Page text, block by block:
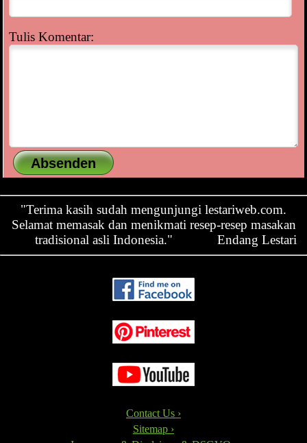
Tulis Komentar:
"Terima kasih sudah mengunjungi lestariweb.com.
Selamat memasak dan menikmati resep-resep masakan
tradisional asli Indonesia."
Endang Lestari
Contact Us ›
Sitemap ›